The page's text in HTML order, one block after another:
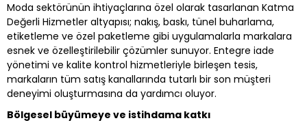
Moda sektörünün ihtiyaçlarına özel olarak tasarlanan Katma
Değerli Hizmetler altyapısı; nakış, baskı, tünel buharlama,
etiketleme ve özel paketleme gibi uygulamalarla markalara
esnek ve özelleştirilebilir çözümler sunuyor. Entegre iade
yönetimi ve kalite kontrol hizmetleriyle birleşen tesis,
markaların tüm satış kanallarında tutarlı bir son müşteri
deneyimi oluşturmasına da yardımcı oluyor.
Bölgesel büyümeye ve istihdama katkı